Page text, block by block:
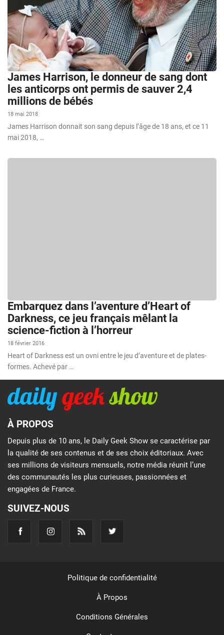
James Harrison, le donneur de sang dont
les anticorps ont permis de sauver 2,4
millions de bébés
18 mai 2018
James Harrison donnait son sang depuis l’âge de 18 ans, et ce 11
mai 2018, …
Embarquez dans l’aventure d’Heart of
Darkness, ce jeu français mêlant la
science-fiction à l’horreur
18 février 2016
Heart of Darkness est un ovni entre le jeu d’aventure et de plates-
formes. Achevé par …
À PROPOS
Depuis plus de 10 ans, le Daily Geek Show se caractérise par
la qualité de ses contenus et de ses choix éditoriaux. Avec
ses millions de visiteurs mensuels, notre média réunit l’une
des communautés les plus curieuses, passionnées et
engagées de France.
SUIVEZ-NOUS
Politique de confidentialité
À Propos
Conditions Générales